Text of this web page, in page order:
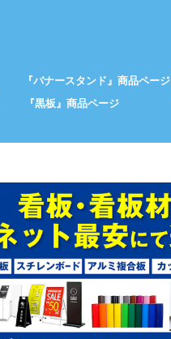
『バナースタンド』商品ページ
『黒板』商品ページ